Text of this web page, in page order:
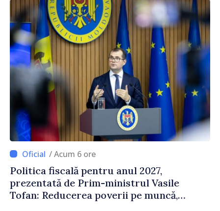
/ Acum 6 ore
Politica fiscală pentru anul 2027,
prezentată de Prim-ministrul Vasile
Tofan: Reducerea poverii pe muncă,